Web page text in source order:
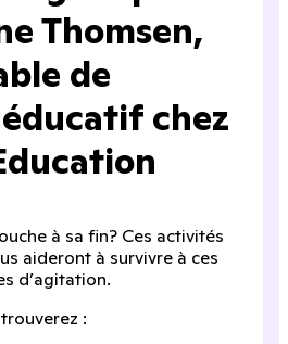
Thomsen,
de
chez
à sa fin? Ces activités
aideront à survivre à ces
d’agitation.
: